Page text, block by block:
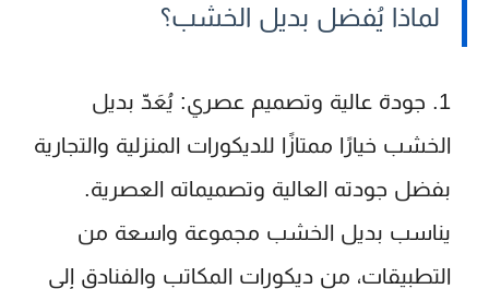
لماذا يُفضل بديل الخشب؟
جودة عالية وتصميم عصري: يُعَدّ بديل
الخشب خيارًا ممتازًا للديكورات المنزلية والتجارية
بفضل جودته العالية وتصميماته العصرية.
يناسب بديل الخشب مجموعة واسعة من
التطبيقات، من ديكورات المكاتب والفنادق إلى